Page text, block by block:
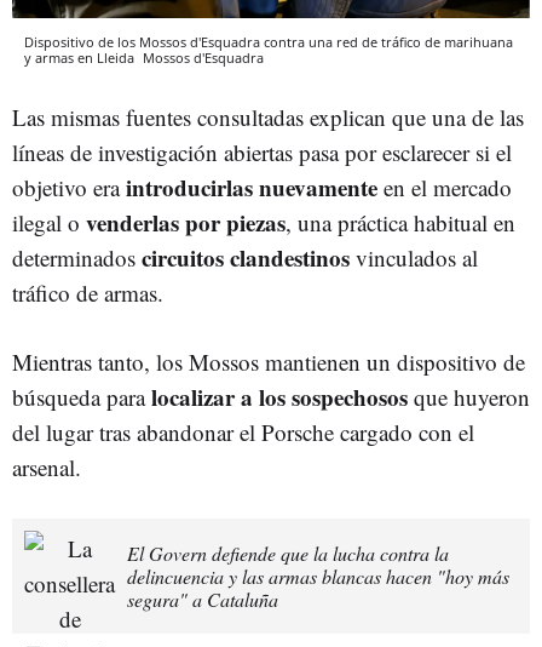
Dispositivo de los Mossos d'Esquadra contra una red de tráfico de marihuana
y armas en Lleida Mossos d'Esquadra
Las mismas fuentes consultadas explican que una de las
líneas de investigación abiertas pasa por esclarecer si el
objetivo eraintroducirlas nuevamente en el mercado
ilegal o venderlas por piezas, una práctica habitual en
determinados circuitos clandestinos vinculados al
tráfico de armas.
Mientras tanto, los Mossos mantienen un dispositivo de
búsqueda paralocalizar a los sospechosos que huyeron
del lugar tras abandonar el Porsche cargado con el
arsenal.
El Govern defiende que la lucha contra la
delincuencia y las armas blancas hacen "hoy más
segura" a Cataluña